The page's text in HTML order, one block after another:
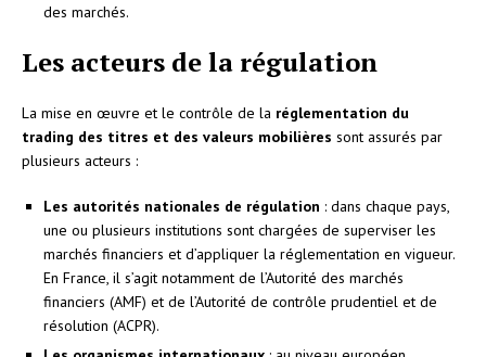
des marchés.
Les acteurs de la régulation
La mise en œuvre et le contrôle de la réglementation du
trading des titres et des valeurs mobilières sont assurés par
plusieurs acteurs :
Les autorités nationales de régulation : dans chaque pays,
une ou plusieurs institutions sont chargées de superviser les
marchés financiers et d’appliquer la réglementation en vigueur.
En France, il s’agit notamment de l’Autorité des marchés
financiers (AMF) et de l’Autorité de contrôle prudentiel et de
résolution (ACPR).